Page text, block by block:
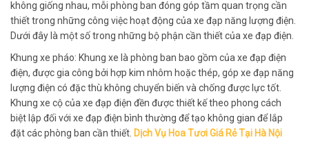
không giống nhau, mỗi phòng ban đóng góp tầm quan trọng cần
thiết trong những công việc hoạt động của xe đạp năng lượng điện.
Dưới đây là một số trong những bộ phận cần thiết của xe đạp điện.
Khung xe pháo: Khung xe là phòng ban bao gồm của xe đạp điện
điện, được gia công bởi hợp kim nhôm hoặc thép, góp xe đạp năng
lượng điện có đặc thù không chuyển biến và chống được lực tốt.
Khung xe cộ của xe đạp điện đền được thiết kế theo phong cách
biệt lập đối với xe đạp điện bình thường để tạo không gian để lắp
đặt các phòng ban cần thiết. Dịch Vụ Hoa Tươi Giá Rẻ Tại Hà Nội